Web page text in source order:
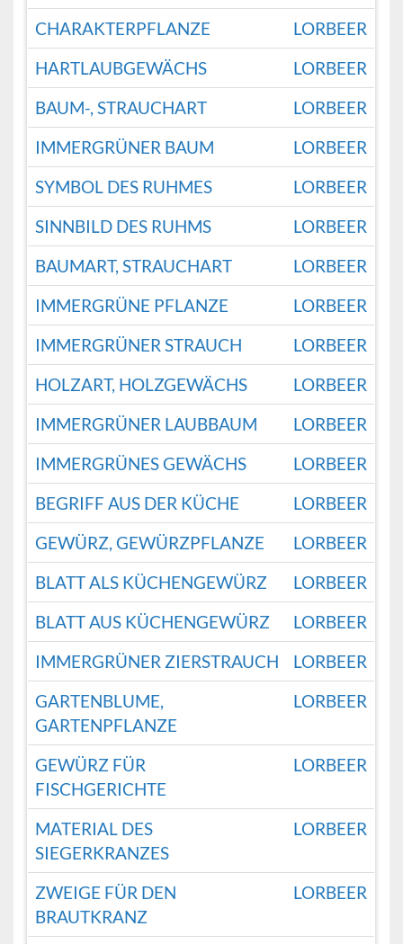
CHARAKTERPFLANZE
LORBEER
HARTLAUBGEWÄCHS
LORBEER
BAUM-, STRAUCHART
LORBEER
IMMERGRÜNER BAUM
LORBEER
SYMBOL DES RUHMES
LORBEER
SINNBILD DES RUHMS
LORBEER
BAUMART, STRAUCHART
LORBEER
IMMERGRÜNE PFLANZE
LORBEER
IMMERGRÜNER STRAUCH
LORBEER
HOLZART, HOLZGEWÄCHS
LORBEER
IMMERGRÜNER LAUBBAUM
LORBEER
IMMERGRÜNES GEWÄCHS
LORBEER
BEGRIFF AUS DER KÜCHE
LORBEER
GEWÜRZ, GEWÜRZPFLANZE
LORBEER
BLATT ALS KÜCHENGEWÜRZ
LORBEER
BLATT AUS KÜCHENGEWÜRZ
LORBEER
IMMERGRÜNER ZIERSTRAUCH
LORBEER
GARTENBLUME,
GARTENPFLANZE
LORBEER
GEWÜRZ FÜR
FISCHGERICHTE
LORBEER
MATERIAL DES
SIEGERKRANZES
LORBEER
ZWEIGE FÜR DEN
BRAUTKRANZ
LORBEER